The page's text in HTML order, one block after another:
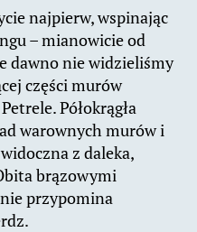
najpierw, wspinając
– mianowicie od
dawno nie widzieliśmy
części murów
Półokrągła
warownych murów i
z daleka,
brązowymi
przypomina